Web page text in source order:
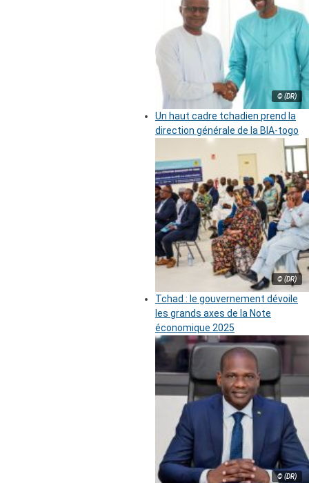
© (DR)
Un haut cadre tchadien prend la
direction générale de la BIA-togo
© (DR)
Tchad : le gouvernement dévoile
les grands axes de la Note
économique 2025
© (DR)